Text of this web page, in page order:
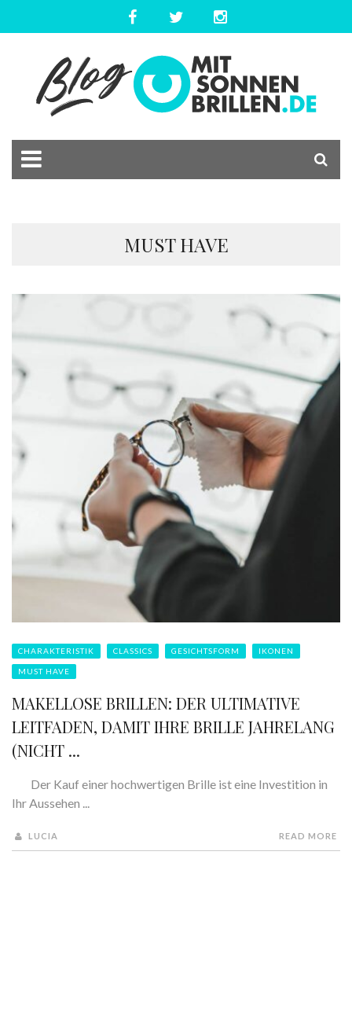
MUST HAVE
CHARAKTERISTIK CLASSICS GESICHTSFORM IKONEN
MUST HAVE
MAKELLOSE BRILLEN: DER ULTIMATIVE
LEITFADEN, DAMIT IHRE BRILLE JAHRELANG
(NICHT ...
Der Kauf einer hochwertigen Brille ist eine Investition in
Ihr Aussehen ...
LUCIA READ MORE